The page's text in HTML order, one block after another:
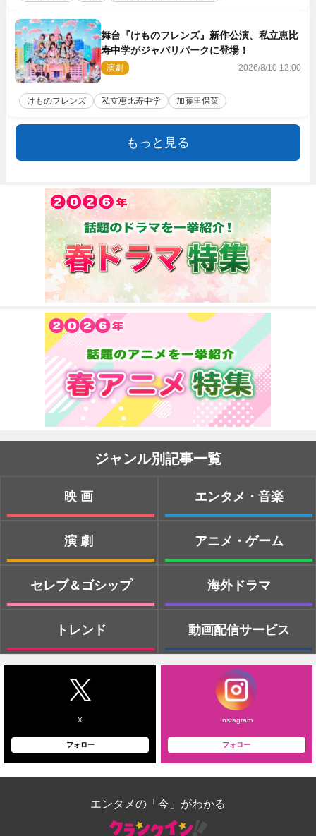
舞台『けものフレンズ』新作公演、私立恵比
寿中学がジャパリパークに登場！
演劇 2026/8/10 12:00
けものフレンズ 私立恵比寿中学 加藤里保菜
もっと見る
ジャンル別記事一覧
映画
演劇
セレブ＆ゴシップ
トレンド
エンタメ・音楽
アニメ・ゲーム
海外ドラマ
動画配信サービス
X
フォロー
Instagram
フォロー
エンタメの「今」がわかる